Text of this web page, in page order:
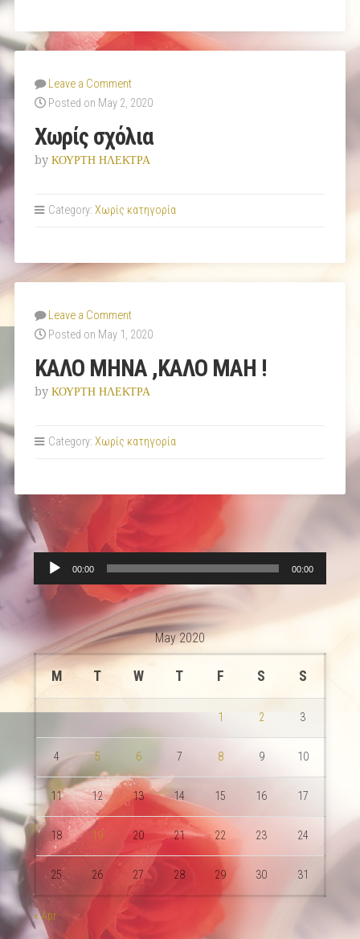
Leave a Comment
Posted on May 2, 2020
Χωρίς σχόλια
by ΚΟΥΡΤΗ ΗΛΕΚΤΡΑ
Category: Χωρίς κατηγορία
Leave a Comment
Posted on May 1, 2020
ΚΑΛΟ ΜΗΝΑ ,ΚΑΛΟ ΜΑΗ !
by ΚΟΥΡΤΗ ΗΛΕΚΤΡΑ
Category: Χωρίς κατηγορία
Audio
00:00 00:00
May 2020
M T W T F S S
1 2 3
4 5 6 7 8 9 10
11 12 13 14 15 16 17
18 19 20 21 22 23 24
25 26 27 28 29 30 31
« Apr